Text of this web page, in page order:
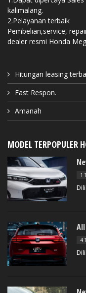
kalimalang.
2.Pelayanan terbaik
Pembelian,service,
dealer resmi Honda
Hitungan leasing
Fast Respon.
Amanah
MODEL TERPOPULER
1
4